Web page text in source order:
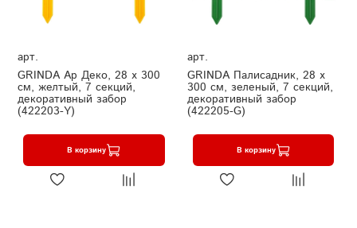
арт.
GRINDA Ар Деко, 28 х 300
см, желтый, 7 секций,
декоративный забор
(422203-Y)
В корзину
арт.
GRINDA Палисадник, 28 х
300 см, зеленый, 7 секций,
декоративный забор
(422205-G)
В корзину